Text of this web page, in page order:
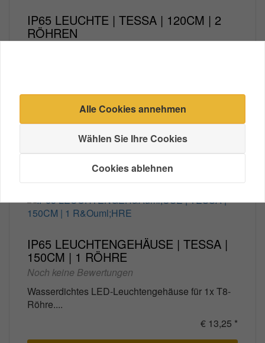
IP65 LEUCHTE | TESSA | 120CM | 2
RÖHREN
IP65 LEUCHTENGEHÄUSE | TESSA |
150CM | 1 RÖHRE
Noch keine Bewertungen
Wasserdichtes LED-Leuchtengehäuse für 1x T8-
Röhre....
€ 13,25 *
Alle Cookies annehmen
Wählen Sie Ihre Cookies
Cookies ablehnen